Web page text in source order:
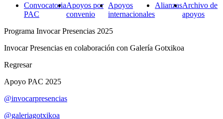
Convocatoria
PAC
Apoyos por
convenio
Apoyos
internacionales
AlianzasArchivo de
apoyos
Programa Invocar Presencias 2025
Invocar Presencias en colaboración con Galería Gotxikoa
Regresar
Apoyo PAC 2025
@invocarpresencias
@galeriagotxikoa